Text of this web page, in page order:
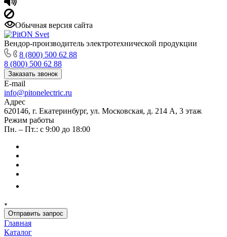
Обычная версия сайта
Вендор-производитель электротехнической продукции
8 (800) 500 62 88
8 (800) 500 62 88
Заказать звонок
E-mail
info@pitonelectric.ru
Адрес
620146, г. Екатеринбург, ул. Московская, д. 214 А, 3 этаж
Режим работы
Пн. – Пт.: с 9:00 до 18:00
Отправить запрос
Главная
Каталог